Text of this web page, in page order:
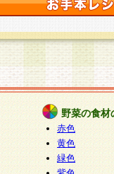
野菜の食材
赤色
黄色
緑色